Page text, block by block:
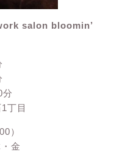
salon bloomin’
分
丁目
）
金